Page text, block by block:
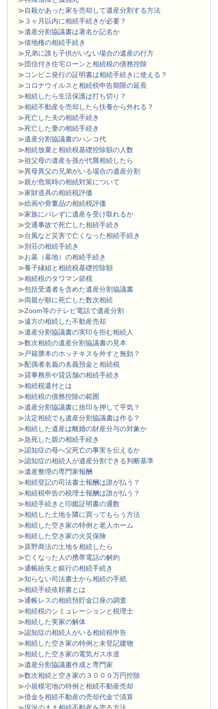
≫自殺があった家を売却して遺産分割する方法
≫ ３ヶ月以内に相続手続きが必要？
≫遺産分割協議書は署名か記名か
≫借地権の相続手続き
≫ 兄弟に誰も子供がいない場合の遺産の行方
≫団信付き住宅ローンと相続税の債務控除
≫コンビニ発行の証明書は相続手続きに使える？
≫コロナウイルスと相続税申告期限の延長
≫相続したら生活保護は打ち切り？
≫相続不動産を売却したら扶養から外れる？
≫死亡した夫の相続手続き
≫死亡した妻の相続手続き
≫遺産分割協議書のハンコ代
≫相続放棄と相続税基礎控除額の人数
≫祖父母の遺産を孫が代襲相続したら
≫異母異父の兄弟がいる場合の遺産分割
≫親が危篤時の相続対策について
≫家財道具の相続税評価
≫絵画や骨董品の相続税評価
≫家族にバレずに遺産を受け取れるか
≫交通事故で死亡した相続手続き
≫台風など災害で亡くなった相続手続き
≫別荘の相続手続き
≫お墓（墓地）の相続手続き
≫養子縁組と相続税基礎控除額
≫相続税のタワマン節税
≫包括受遺者を含めた遺産分割協議書
≫両親が順に死亡した数次相続
≫Zoom等のテレビ電話で遺産分割
≫遠方の相続した不動産売却
≫遺産分割協議書の実印を拒む相続人
≫数次相続の遺産分割協議書の見本
≫ 戸籍謄本のホッチキスを外すと無効？
≫配偶者名義の名義預金と相続税
≫貸事務所や貸店舗の相続手続き
≫相続税還付とは
≫相続税の債務控除の範囲
≫遺産分割協議書に捨印を押して平気？
≫法定相続でも遺産分割協議書は作る？
≫相続した遺産は離婚の財産分与の対象か
≫急死した親の相続手続き
≫認知症の母へ父死亡の事実を伝えるか
≫認知症の相続人が遺産分割できる判断基準
≫遺産整理の専門家報酬
≫相続登記の司法書士報酬は誰が払う？
≫相続税申告の税理士報酬は誰が払う？
≫相続手続きと印鑑証明書の通数
≫相続した土地を隣に買ってもらう方法
≫相続した空き家の特例と老人ホーム
≫相続した空き家の火災保険
≫原野商法の土地を相続したら
≫亡くなった人の携帯電話の解約
≫通帳紛失と銀行の相続手続き
≫知らない司法書士から相続の手紙
≫相続手続依頼書とは
≫通帳レスの相続預貯金口座の調査
≫相続税のシミュレーションと税理士
≫相続した実家の解体
≫認知症の相続人がいる相続税申告
≫相続した空き家の特例と未登記建物
≫相続した空き家の電気ガス水道
≫遺産分割協議書作成と専門家
≫数次相続と空き家の３０００万円控除
≫小規模宅地の特例と相続不動産売却
≫借金を相続不動産の売却代金で清算